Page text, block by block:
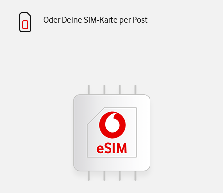
Oder Deine SIM-Karte per Post